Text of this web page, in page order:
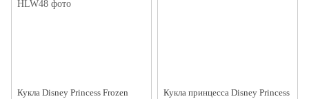
Кукла Disney Princess Frozen
Кукла принцесса Disney Princess